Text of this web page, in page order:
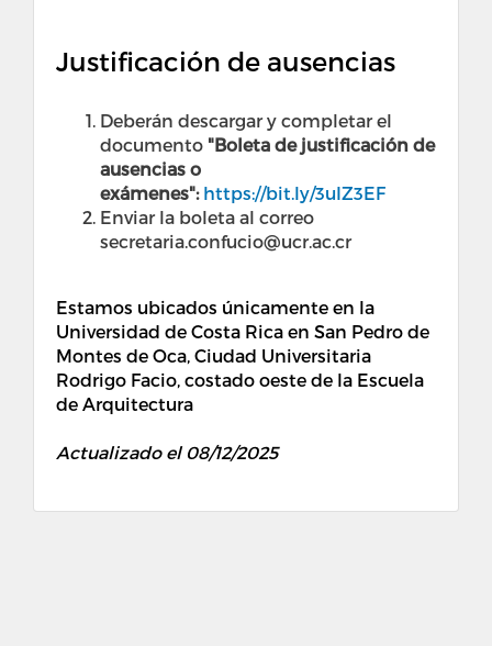
Justificación de ausencias
Deberán descargar y completar el
documento "Boleta de justificación de
ausencias o
exámenes": https://bit.ly/3uIZ3EF
Enviar la boleta al correo
secretaria.confucio@ucr.ac.cr
Estamos ubicados únicamente en la
Universidad de Costa Rica en San Pedro de
Montes de Oca, Ciudad Universitaria
Rodrigo Facio, costado oeste de la Escuela
de Arquitectura
Actualizado el 08/12/2025